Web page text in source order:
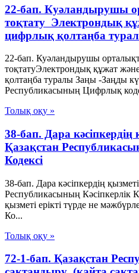
22-бап. Куәландырушы
тоқтату Электрондық
цифрлық қолтаңба
22-бап. Куәландырушы
тоқтатуЭлектрондық құжат
қолтаңба туралы Заңы -Заңды
Республикасының Цифрлық
Толық оқу »
38-бап. Дара кәсiпкердің
Қазақстан
Кодексі
38-бап. Дара кәсiпкердің
Республикасының Кәсіпкерлік
қызметi ерiктi түрде не
Ко...
Толық оқу »
72-1-бап. Қазақстан